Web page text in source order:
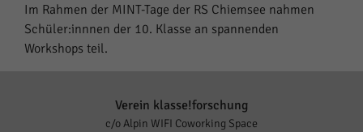
Im Rahmen der MINT-Tage der RS Chiemsee nahmen
Schüler:innnen der 10. Klasse an spannenden
Workshops teil.
Verein klasse!forschung
c/o Alpin WIFI Coworking Space